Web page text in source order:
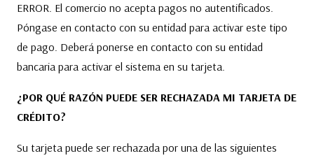
ERROR. El comercio no acepta pagos no autentificados.
Póngase en contacto con su entidad para activar este tipo
de pago. Deberá ponerse en contacto con su entidad
bancaria para activar el sistema en su tarjeta.
¿POR QUÉ RAZÓN PUEDE SER RECHAZADA MI TARJETA DE
CRÉDITO?
Su tarjeta puede ser rechazada por una de las siguientes